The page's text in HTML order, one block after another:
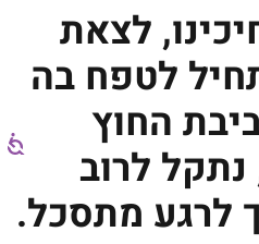
לצאת
לטפח בה
החוץ
לרוב
לרגע מתסכל.